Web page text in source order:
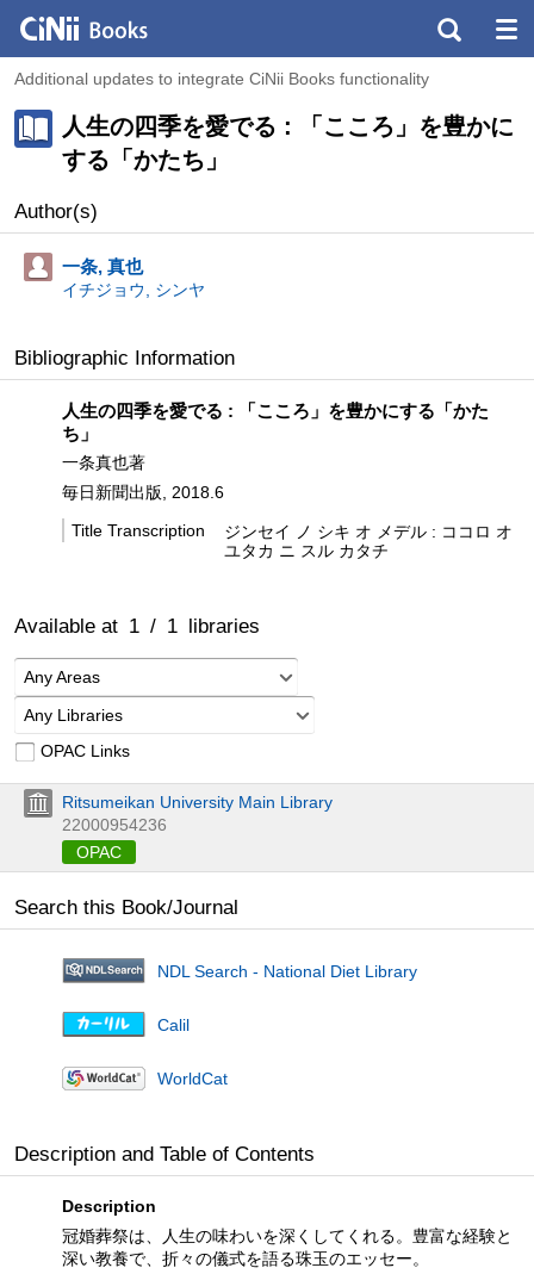
Additional updates to integrate CiNii Books functionality
人生の四季を愛でる : 「こころ」を豊かに
する「かたち」
Author(s)
一条, 真也
イチジョウ, シンヤ
Bibliographic Information
人生の四季を愛でる : 「こころ」を豊かにする「かた
ち」
一条真也著
毎日新聞出版, 2018.6
Title Transcription
ジンセイ ノ シキ オ メデル : ココロ オ
ユタカ ニ スル カタチ
Available at 1 / 1 libraries
Any Areas
Any Libraries
OPAC Links
Ritsumeikan University Main Library
22000954236
OPAC
Search this Book/Journal
NDL Search - National Diet Library
Calil
WorldCat
Description and Table of Contents
Description
冠婚葬祭は、人生の味わいを深くしてくれる。豊富な経験と
深い教養で、折々の儀式を語る珠玉のエッセー。